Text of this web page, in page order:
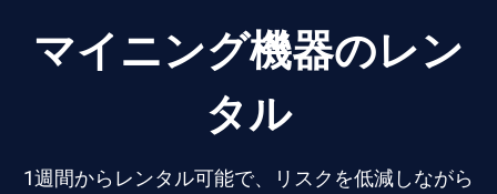
マイニング機器のレン
タル
1週間からレンタル可能で、リスクを低減しながら